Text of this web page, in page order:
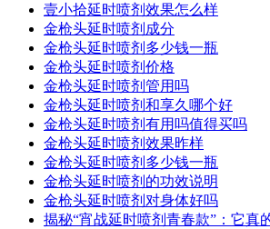
壹小拾延时喷剂效果怎么样
金枪头延时喷剂成分
金枪头延时喷剂多少钱一瓶
金枪头延时喷剂价格
金枪头延时喷剂管用吗
金枪头延时喷剂和享久哪个好
金枪头延时喷剂有用吗值得买吗
金枪头延时喷剂效果昨样
金枪头延时喷剂多少钱一瓶
金枪头延时喷剂的功效说明
金枪头延时喷剂对身体好吗
揭秘“宵战延时喷剂青春款”：它真